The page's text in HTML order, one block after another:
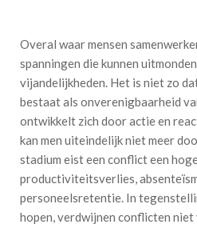
Overal waar mensen
spanningen die kunnen
vijandelijkheden. Het is niet zo
bestaat als onverenigbaarheid
ontwikkelt zich door actie en
kan men uiteindelijk niet meer
stadium eist een conflict een
productiviteitsverlies,
personeelsretentie. In
hopen, verdwijnen conflicten